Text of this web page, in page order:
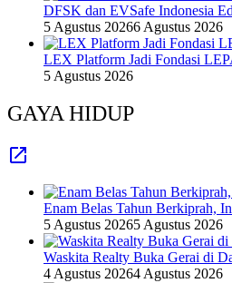
DFSK dan EVSafe Indonesia
5 Agustus 20266 Agustus 2026
LEX Platform Jadi Fondasi
5 Agustus 2026
GAYA HIDUP
Enam Belas Tahun Berkiprah,
5 Agustus 20265 Agustus 2026
Waskita Realty Buka Gerai di
4 Agustus 20264 Agustus 2026